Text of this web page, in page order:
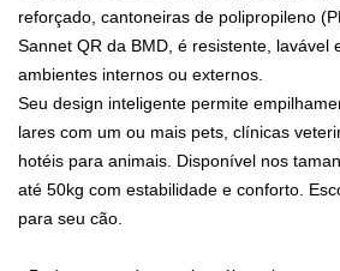
reforçado, cantoneiras de polipropileno
Sannet QR da BMD, é resistente, lavável
ambientes internos ou externos.
Seu design inteligente permite
lares com um ou mais pets, clínicas
hotéis para animais. Disponível nos
até 50kg com estabilidade e conforto.
para seu cão.